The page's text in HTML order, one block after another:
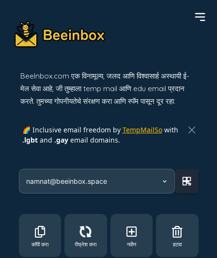
BeeInbox.com एक विनामूल्य, जलद आणि विश्वासार्ह अस्थायी ई-
मेल सेवा आहे, जी तुम्हाला temp mail आणि edu email प्रदान
करते. तुमच्या गोपनीयतेचे संरक्षण करा आणि स्पॅम पासून दूर रहा.
🌈 Inclusive email freedom by TempMailSowith
.lgbtand .gayemail domains.
namnat@beeinbox.space
कॉपी करा रीफ्रेश करा नवीन हटवा